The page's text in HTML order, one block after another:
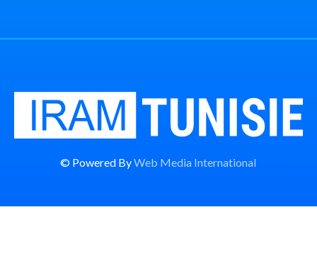
© Powered ByWeb Media International